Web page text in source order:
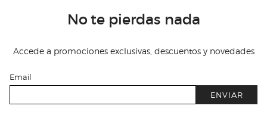
No te pierdas nada
Accede a promociones exclusivas, descuentos y novedades
Email
ENVIAR